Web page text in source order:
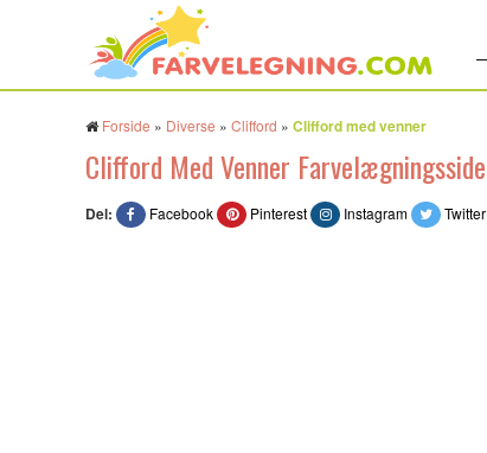
Forside » Diverse » Clifford » Clifford med venner
Clifford Med Venner Farvelægningsside
Del: Facebook Pinterest Instagram Twitter